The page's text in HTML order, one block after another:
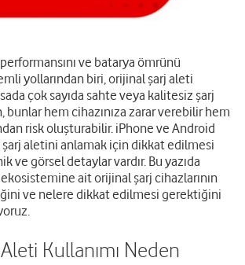
ve batarya ömrünü
yollarından biri, orijinal şarj aleti
çok sayıda sahte veya kalitesiz şarj
bunlar hem cihazınıza zarar verebilir hem
risk oluşturabilir. iPhone ve Android
aletini anlamak için dikkat edilmesi
ve görsel detaylar vardır. Bu yazıda
ait orijinal şarj cihazlarının
ve nelere dikkat edilmesi gerektiğini
Kullanımı Neden